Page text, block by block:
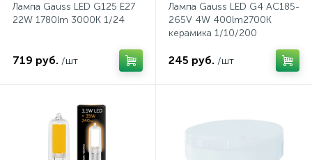
Лампа Gauss LED G125 E27
22W 1780lm 3000K 1/24
719 руб. /шт
Лампа Gauss LED G4 AC185-
265V 4W 400lm2700K
керамика 1/10/200
245 руб. /шт
Шлемы для пескоструйных работ
Строительные радио и фонари
Фрезеры
Прочие электроустановочные изделия
Рамки (розеток и выключателей)